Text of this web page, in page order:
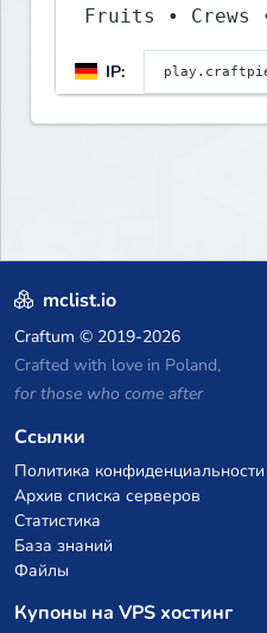
Fruits • Crews
IP:
mclist.io
Craftum © 2019-2026
Crafted with love in Poland,
for those who come after
Ссылки
Политика конфиденциальности
Архив списка серверов
Статистика
База знаний
Файлы
Купоны на VPS хостинг